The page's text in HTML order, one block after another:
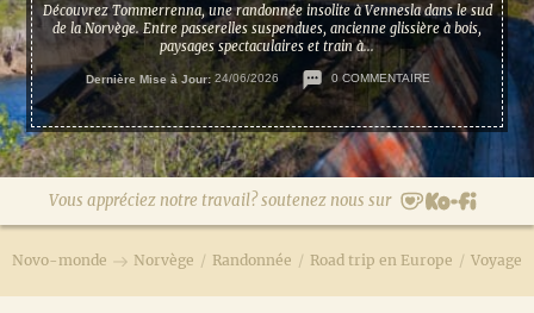
Vous appréciez notre travail? soutenez nous sur
Novo-monde Norvège / Randonnée / Road trip en Europe / Voyage
Découvrez Tommerrenna, une randonnée insolite à Vennesla dans le sud
de la Norvège. Entre passerelles suspendues, ancienne glissière à bois,
paysages spectaculaires et train à...
Dernière Mise à Jour: 24/06/2026 0 COMMENTAIRE